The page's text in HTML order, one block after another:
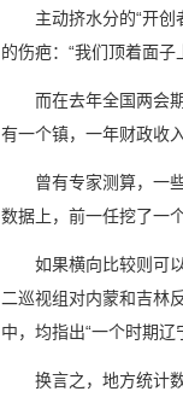
主动挤水分的“开创
的伤疤：“我们顶着面
而在去年全国两会期
有一个镇，一年财政收
曾有专家测算，一些
数据上，前一任挖了一
如果横向比较则可以
二巡视组对内蒙和吉林
中，均指出“一个时期辽
换言之，地方统计数